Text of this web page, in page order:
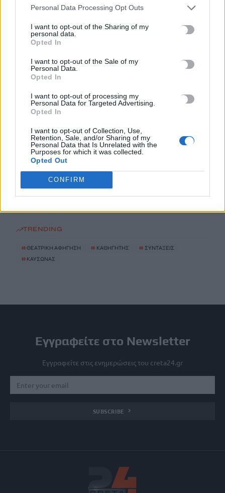
Personal Data Processing Opt Outs
I want to opt-out of the Sharing of my
personal data.
Opted In
I want to opt-out of the Sale of my
Personal Data.
Opted In
I want to opt-out of processing my
Personal Data for Targeted Advertising.
Opted In
I want to opt-out of Collection, Use,
Retention, Sale, and/or Sharing of my
Personal Data that Is Unrelated with the
Purposes for which it was collected.
Opted Out
CONFIRM
Πότε θα πληρωθούν οι συντάξεις Σεπτεμβρίου
8 Αυγούστου, 2026
Τα κύματα καύσωνα στην Ιταλία, τη Γαλλία και την Ισπανία
θα αλλάξουν τη γεύση των ευρωπαϊκών κρασιών
Λεύκανση δοντιών: Συμβουλές ειδικών για ένα πιο λαμπερό
χαμόγελο
8 Αυγούστου, 2026
Τρόμος για δύτες: Ήρθαν πρόσωπο με πρόσωπο με λευκό
8 Αυγούστου, 2026
TRENDING
#ΘΕΑΤΡΙΚΗ ΑΦΗΓΗΣΗ # ΚΑΘΗΓΗΤΗΣ # ΣΥΝΤΑΞΕΙΣ
# ΚΑΥΣΩΝΑΣ
Εγγραφείτε στο Newsletter
Εγγραφείτε στις ενημερώσεις του creta24.gr
SUBSCRIBE